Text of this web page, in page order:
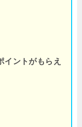
イントがもらえ